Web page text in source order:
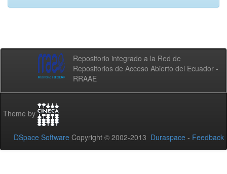
Repositorio integrado a la Red de
Repositorios de Acceso Abierto del Ecuador -
RRAAE
Theme by
DSpace Software Copyright © 2002-2013 Duraspace - Feedback